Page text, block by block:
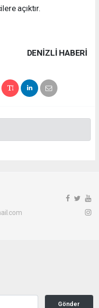
açıktır.
DENIZLI HABERİ
Gönder